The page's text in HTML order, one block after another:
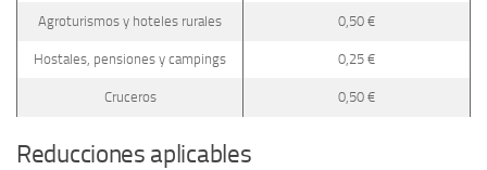
Agroturismos y hoteles rurales 0,50 €
Hostales, pensiones y campings 0,25 €
Cruceros 0,50 €
Reducciones aplicables